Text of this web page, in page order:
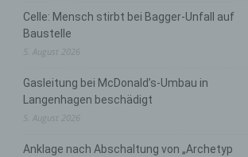
Celle: Mensch stirbt bei Bagger-Unfall auf
Baustelle
5. August 2026
Gasleitung bei McDonald’s-Umbau in
Langenhagen beschädigt
5. August 2026
Anklage nach Abschaltung von „Archetyp